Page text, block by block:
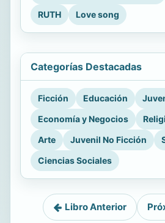
RUTH
Love song
Categorías Destacadas
Ficción Educación
Economía y Negocios
Arte
Juvenil No Ficción
Ciencias Sociales
Libro Anterior